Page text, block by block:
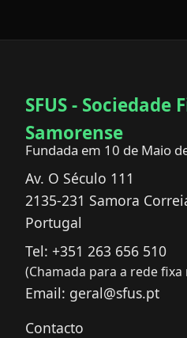
SFUS -
Samorense
Fundada em 10 de Maio
Av. O Século 111
2135-231 Samora
Portugal
Tel: +351 263 656 510
(Chamada para a rede fixa
Email: geral@sfus.pt
Contacto